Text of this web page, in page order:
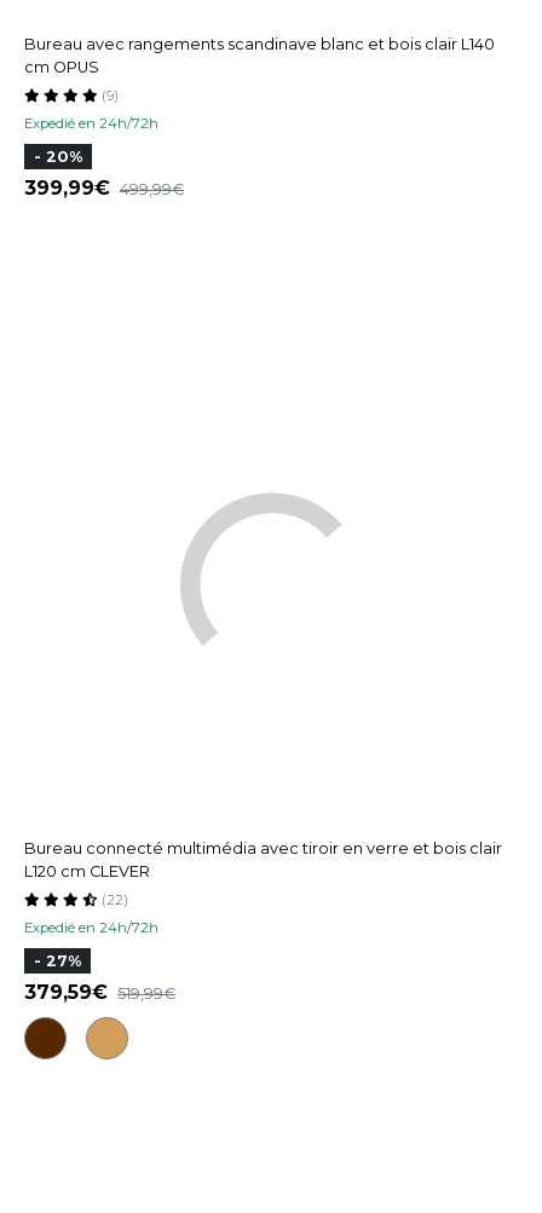
Bureau avec rangements scandinave blanc et bois clair L140
cm OPUS
Expedié en 24h/72h
(9)
- 20%
399,99 499,99
Bureau connecté multimédia avec tiroir en verre et bois clair
L120 cm CLEVER
Expedié en 24h/72h
(22)
- 27%
379,59 519,99